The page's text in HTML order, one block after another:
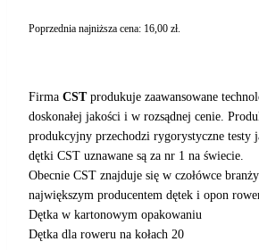
Poprzednia najniższa cena: 16,00 zł.
Firma CSTprodukuje zaawansowane
doskonałej jakości i w rozsądnej cenie.
produkcyjny przechodzi rygorystyczne testy
dętki CST uznawane są za nr 1 na świecie.
Obecnie CST znajduje się w czołówce
największym producentem dętek i opon
Dętka w kartonowym opakowaniu
Dętka dla roweru na kołach 20